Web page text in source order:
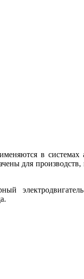
в
для